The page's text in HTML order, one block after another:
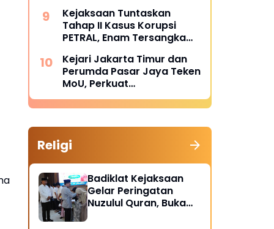
Kejaksaan Tuntaskan
Tahap II Kasus Korupsi
PETRAL, Enam Tersangka
Penuntut Umum Kejari
Jakpus
Kejari Jakarta Timur dan
Perumda Pasar Jaya Teken
MoU, Perkuat
Pendampingan Hukum
untuk Cegah Sengketa
Religi
Badiklat Kejaksaan
Gelar Peringatan
Nuzulul Quran, Buka